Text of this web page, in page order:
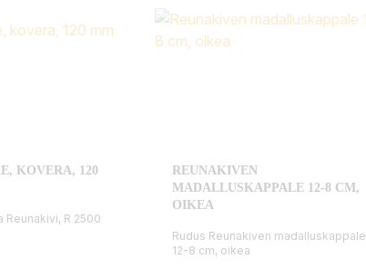
KOVERA, 120
Reunakivi, R 2500
REUNAKIVEN
MADALLUSKAPPALE 12-8 CM,
OIKEA
Rudus Reunakiven madalluskappale
12-8 cm, oikea